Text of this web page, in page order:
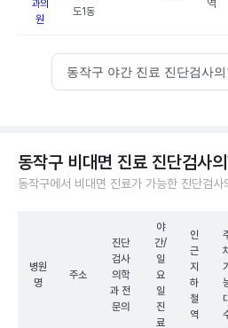
과의
원
도1동
역
동작구 야간 진료 진단검사
동작구 비대면 진료 진단검사
동작구에서 비대면 진료가 가능한 진단검사
병원
명
주소
진단
검사
의학
과 전
문의
야
간/
일
요
일
진
료
인
근
지
하
철
역